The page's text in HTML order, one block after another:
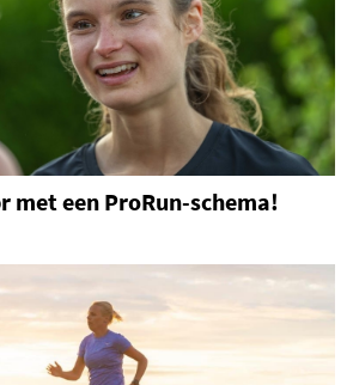
met een ProRun-schema!